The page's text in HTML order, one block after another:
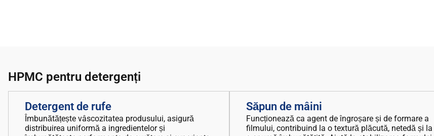
HPMC pentru detergenți
Detergent de rufe
Îmbunătățește vâscozitatea produsului, asigură
distribuirea uniformă a ingredientelor și
Săpun de mâini
Funcționează ca agent de îngroșare și de formare a
filmului, contribuind la o textură plăcută, netedă și la